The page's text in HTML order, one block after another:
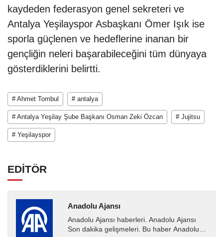
kaydeden federasyon genel sekreteri ve
Antalya Yeşilayspor Asbaşkanı Ömer Işık ise
sporla güçlenen ve hedeflerine inanan bir
gençliğin neleri başarabileceğini tüm dünyaya
gösterdiklerini belirtti.
# Ahmet Tombul # antalya
# Antalya Yeşilay Şube Başkanı Osman Zeki Özcan # Jujitsu
# Yeşilayspor
EDİTÖR
Anadolu Ajansı
Anadolu Ajansı haberleri. Anadolu Ajansı
Son dakika gelişmeleri. Bu haber Anadolu